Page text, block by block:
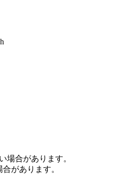
場合があります。
があります。